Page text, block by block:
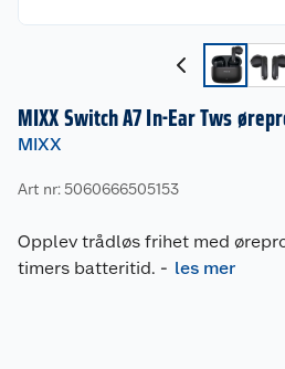
MIXX Switch A7 In-Ear Tws
MIXX
Art nr: 5060666505153
Opplev trådløs frihet med
timers batteritid. - les mer